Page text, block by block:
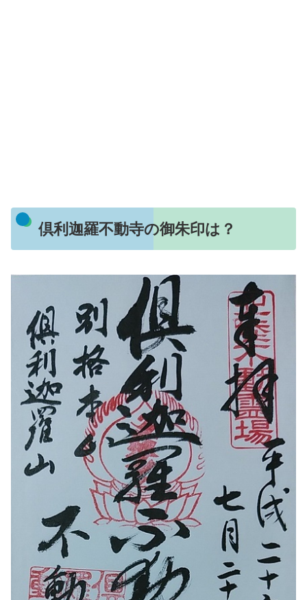
倶利迦羅不動寺の御朱印は？